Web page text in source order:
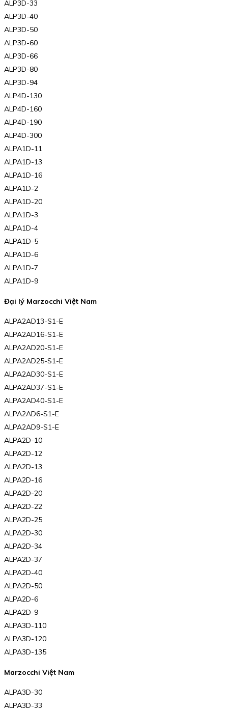
ALP3D-33
ALP3D-40
ALP3D-50
ALP3D-60
ALP3D-66
ALP3D-80
ALP3D-94
ALP4D-130
ALP4D-160
ALP4D-190
ALP4D-300
ALPA1D-11
ALPA1D-13
ALPA1D-16
ALPA1D-2
ALPA1D-20
ALPA1D-3
ALPA1D-4
ALPA1D-5
ALPA1D-6
ALPA1D-7
ALPA1D-9
Đại lý Marzocchi Việt Nam
ALPA2AD13-S1-E
ALPA2AD16-S1-E
ALPA2AD20-S1-E
ALPA2AD25-S1-E
ALPA2AD30-S1-E
ALPA2AD37-S1-E
ALPA2AD40-S1-E
ALPA2AD6-S1-E
ALPA2AD9-S1-E
ALPA2D-10
ALPA2D-12
ALPA2D-13
ALPA2D-16
ALPA2D-20
ALPA2D-22
ALPA2D-25
ALPA2D-30
ALPA2D-34
ALPA2D-37
ALPA2D-40
ALPA2D-50
ALPA2D-6
ALPA2D-9
ALPA3D-110
ALPA3D-120
ALPA3D-135
Marzocchi Việt Nam
ALPA3D-30
ALPA3D-33